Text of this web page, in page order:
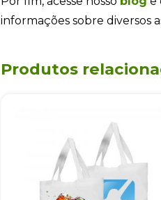
informações sobre diversos
Produtos